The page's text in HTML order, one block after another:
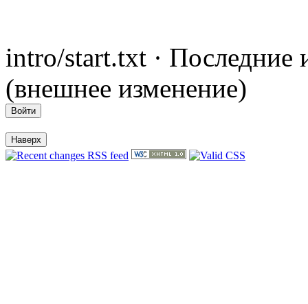
intro/start.txt · Последние
(внешнее изменение)